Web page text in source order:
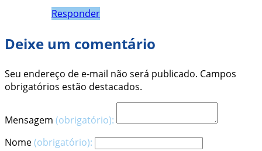
Responder
Deixe um comentário
Seu endereço de e-mail não será publicado. Campos
obrigatórios estão destacados.
Mensagem (obrigatório):
Nome(obrigatório):